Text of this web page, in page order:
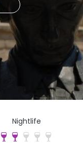
Nightlife